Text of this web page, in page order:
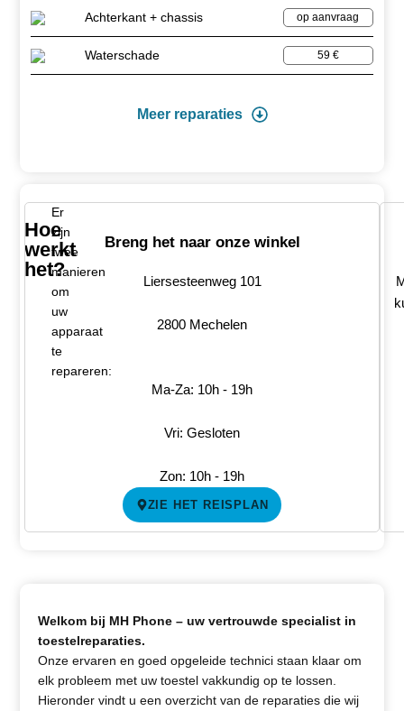
Achterkant + chassis op aanvraag
Waterschade 59 €
Meer reparaties
Hoe
werkt
het?
Er
zijn
twee
manieren
om
uw
apparaat
te
repareren:
Breng het naar onze winkel
Liersesteenweg 101
2800 Mechelen
Ma-Za: 10h - 19h
Vri: Gesloten
Zon: 10h - 19h
ZIE HET REISPLAN
Welkom bij MH Phone – uw vertrouwde specialist in
toestelreparaties.
Onze ervaren en goed opgeleide technici staan klaar om
elk probleem met uw toestel vakkundig op te lossen.
Hieronder vindt u een overzicht van de reparaties die wij